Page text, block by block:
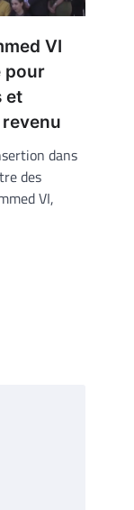
VI
pour
et
dans
des
VI,